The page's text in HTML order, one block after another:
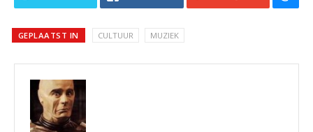
GEPLAATST IN CULTUUR MUZIEK